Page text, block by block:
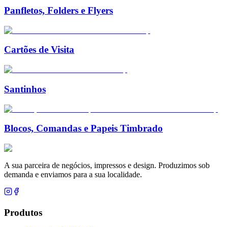
Panfletos, Folders e Flyers
Cartões de Visita
Santinhos
Blocos, Comandas e Papeis Timbrado
A sua parceira de negócios, impressos e design. Produzimos sob
demanda e enviamos para a sua localidade.
Produtos